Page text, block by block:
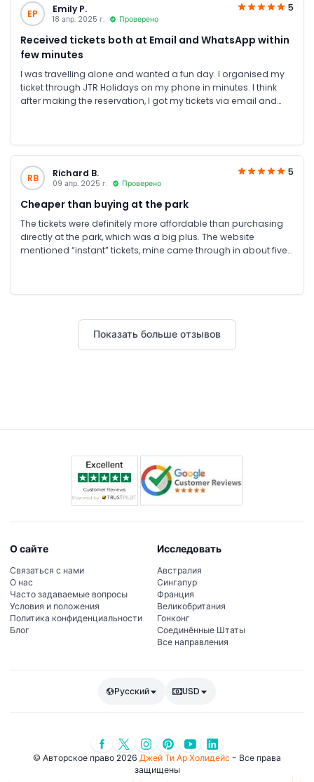
EP Emily P.
18 апр. 2025 г. Проверено
5
Received tickets both at Email and WhatsApp within
few minutes
I was travelling alone and wanted a fun day. I organised my
ticket through JTR Holidays on my phone in minutes. I think
after making the reservation, I got my tickets via email and
RB Richard B.
09 апр. 2025 г. Проверено
5
Cheaper than buying at the park
The tickets were definitely more affordable than purchasing
directly at the park, which was a big plus. The website
mentioned “instant” tickets, mine came through in about five
Показать больше отзывов
О сайте
Связаться с нами
О нас
Часто задаваемые вопросы
Условия и положения
Политика конфиденциальности
Блог
Исследовать
Австралия
Сингапур
Франция
Великобритания
Гонконг
Соединённые Штаты
Все направления
Русский USD
© Авторское право 2026 Джей Ти Ар Холидейс- Все права
защищены